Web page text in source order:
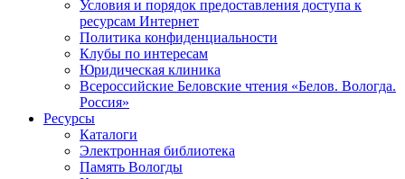
Условия и порядок предоставления доступа к
ресурсам Интернет
Политика конфиденциальности
Клубы по интересам
Юридическая клиника
Всероссийские Беловские чтения «Белов. Вологда.
Россия»
Ресурсы
Каталоги
Электронная библиотека
Память Вологды